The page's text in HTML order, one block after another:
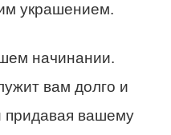
украшением.
начинании.
вам долго и
придавая вашему